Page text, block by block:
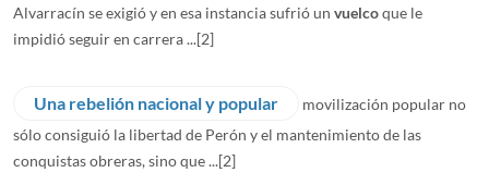
Alvarracín se exigió y en esa instancia sufrió un vuelcoque le
impidió seguir en carrera ...[2]
Una rebelión nacional y popular
movilización popular no
sólo consiguió la libertad de Perón y el mantenimiento de las
conquistas obreras, sino que ...[2]